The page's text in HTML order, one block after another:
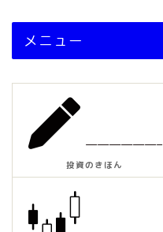
メニュー
——————–
投資のきほん